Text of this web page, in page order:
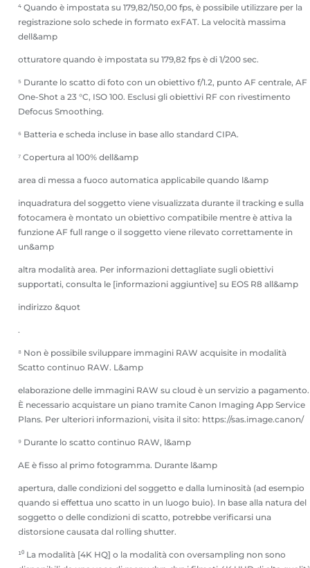
⁴ Quando è impostata su 179,82/150,00 fps, è possibile utilizzare per la
registrazione solo schede in formato exFAT. La velocità massima
dell&amp
otturatore quando è impostata su 179,82 fps è di 1/200 sec.
⁵ Durante lo scatto di foto con un obiettivo f/1.2, punto AF centrale, AF
One-Shot a 23 °C, ISO 100. Esclusi gli obiettivi RF con rivestimento
Defocus Smoothing.
⁶ Batteria e scheda incluse in base allo standard CIPA.
⁷ Copertura al 100% dell&amp
area di messa a fuoco automatica applicabile quando l&amp
inquadratura del soggetto viene visualizzata durante il tracking e sulla
fotocamera è montato un obiettivo compatibile mentre è attiva la
funzione AF full range o il soggetto viene rilevato correttamente in
un&amp
altra modalità area. Per informazioni dettagliate sugli obiettivi
supportati, consulta le [informazioni aggiuntive] su EOS R8 all&amp
indirizzo &quot
.
⁸ Non è possibile sviluppare immagini RAW acquisite in modalità
Scatto continuo RAW. L&amp
elaborazione delle immagini RAW su cloud è un servizio a pagamento.
È necessario acquistare un piano tramite Canon Imaging App Service
Plans. Per ulteriori informazioni, visita il sito: https://sas.image.canon/
⁹ Durante lo scatto continuo RAW, l&amp
AE è fisso al primo fotogramma. Durante l&amp
apertura, dalle condizioni del soggetto e dalla luminosità (ad esempio
quando si effettua uno scatto in un luogo buio). In base alla natura del
soggetto o delle condizioni di scatto, potrebbe verificarsi una
distorsione causata dal rolling shutter.
¹⁰ La modalità [4K HQ] o la modalità con oversampling non sono